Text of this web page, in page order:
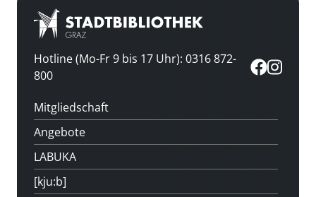
Hotline (Mo-Fr 9 bis 17 Uhr): 0316 872-
800
Mitgliedschaft
Angebote
LABUKA
[kju:b]